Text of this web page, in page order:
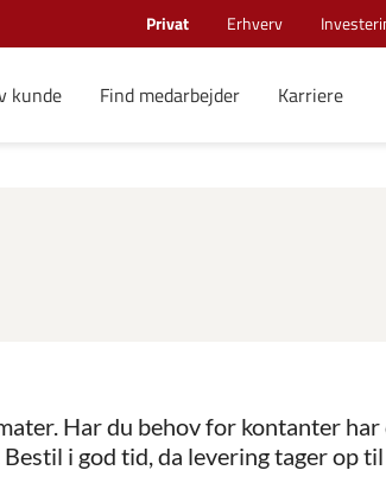
Privat Erhverv
kunde Find medarbejder Karriere
Har du behov for kontanter har
i god tid, da levering tager op til